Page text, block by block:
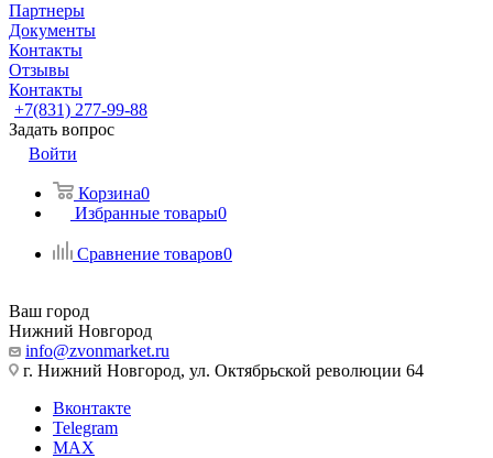
Партнеры
Документы
Контакты
Отзывы
Контакты
+7(831) 277-99-88
Задать вопрос
Войти
Корзина0
Избранные товары0
Сравнение товаров0
Ваш город
Нижний Новгород
info@zvonmarket.ru
г. Нижний Новгород, ул. Октябрьской революции 64
Вконтакте
Telegram
MAX